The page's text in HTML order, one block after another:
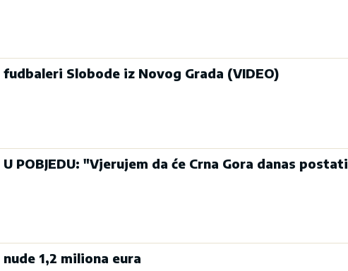
Slobode iz Novog Grada (VIDEO)
U POBJEDU: "Vjerujem da će Crna Gora danas postati
1,2 miliona eura